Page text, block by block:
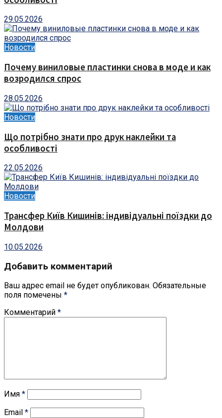
29.05.2026
Новости
Почему виниловые пластинки снова в моде и как
возродился спрос
28.05.2026
Новости
Що потрібно знати про друк наклейки та
особливості
22.05.2026
Новости
Трансфер Київ Кишинів: індивідуальні поїздки до
Молдови
10.05.2026
Добавить комментарий
Ваш адрес email не будет опубликован. Обязательные
поля помечены *
Комментарий *
Имя *
Email *